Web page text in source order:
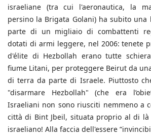
israeliane (tra cui l'aeronautica, la
persino la Brigata Golani) ha subito una
parte di un migliaio di combattenti
dotati di armi leggere, nel 2006: tenete
d'élite di Hezbollah erano tutte
fiume Litani, per proteggere Beirut da
di terra da parte di Israele. Piuttosto
"disarmare Hezbollah" (che era
Israeliani non sono riusciti nemmeno a
città di Bint Jbeil, situata proprio al di
israeliano! Alla faccia dell'essere